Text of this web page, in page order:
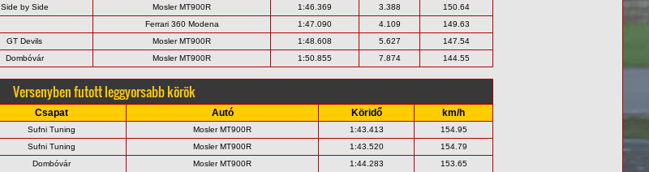
Side by Side Mosler MT900R 1:46.369 3.388
150.64
Ferrari 360 Modena 1:47.090 4.109
149.63
GT Devils Mosler MT900R 1:48.608 5.627
147.54
Dombóvár Mosler MT900R 1:50.855 7.874 144.55
Versenyben futott leggyorsabb körök
Csapat Autó Köridő km/h
Sufni Tuning Mosler MT900R 1:43.413
154.95
Sufni Tuning Mosler MT900R 1:43.520
154.79
Dombóvár Mosler MT900R 1:44.283
153.65